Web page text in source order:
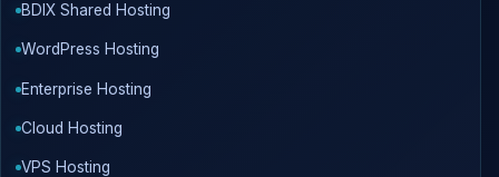
BDIX Shared Hosting
WordPress Hosting
Enterprise Hosting
Cloud Hosting
VPS Hosting